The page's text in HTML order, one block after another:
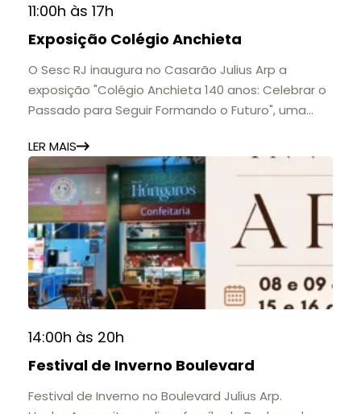
11:00h às 17h
Exposição Colégio Anchieta
O Sesc RJ inaugura no Casarão Julius Arp a
exposição "Colégio Anchieta 140 anos: Celebrar o
Passado para Seguir Formando o Futuro", uma
importantes instituições de ensino de Nova
Friburgo e do Brasil.
A mostra convida o público a conhecer o legado
do Colégio Anchieta por meio de documentos,
histórias e marcos que evidenciam sua
contribuição para a educação, a cultura e a
formação de gerações.
📍 Casarão Julius Arp
📅 Até 30 de setembro
11h às 17h
🎟️ Entrada gratuita.
LER MAIS
14:00h às 20h
Festival de Inverno Boulevard
Festival de Inverno no Boulevard Julius Arp.